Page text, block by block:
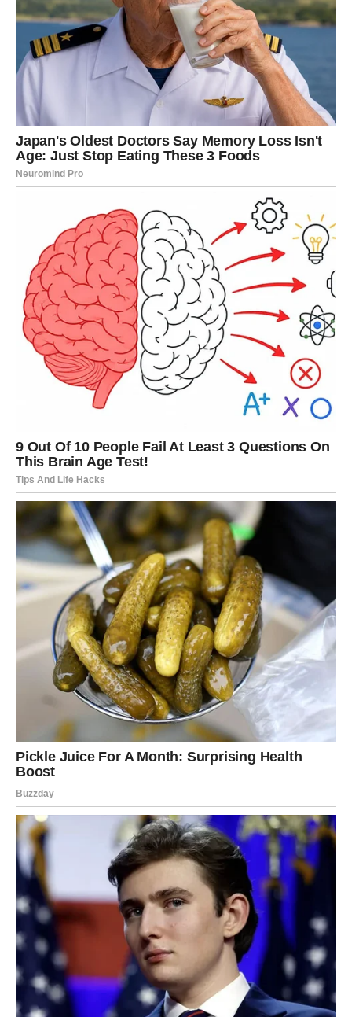
Iako su joj nedostajali odgovori na mnoge stvari, Martina nije
tu, i trebalo je da im obezbedi normalan život, bez obzira na to
koliko je ona bila povređena. I dok je obavljala sve obaveze,
njezina tuga je bila skrivena, duboko zakopana da deca ne bi
primetila. Ipak, ni ona nije mogla da izdrži svoju unutrašnju
patnju i shvatila je da se mora okrenuti sebi. Potražila je
pomoć od psihologa, i kroz razgovore sa stručnjakom počela
je da se nosi sa svim što je pretrpela. Naučila je da je u redu
biti tužna, biti ljuta i povređena, ali i da mora da nastavi da se
bori za sebe i svoju decu.
Nakon nekoliko meseci, dok su deca bila na spavanju,
dve reči bile napisane: “Žao mi je.” To je bilo sve. Shvatila je
da nijedno izvinjenje više nije moglo popraviti ono što je bilo.
Sada je znala da mora da ide dalje, jer njen život nije
zavisio od njega. Njeno samopouzdanje se ponovo budilo,
jer je shvatila da ne treba nikog da zavisi. Počela je da gradi
svoj novi život, ne u činu osvete, već u samospoznaji.